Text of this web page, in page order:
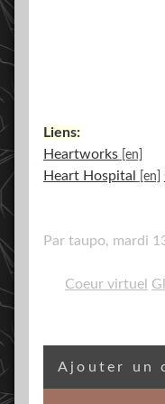
Liens:
Heartworks
Heart Hospital
Par taupo, mardi
Coeur virtuel
Ajouter un